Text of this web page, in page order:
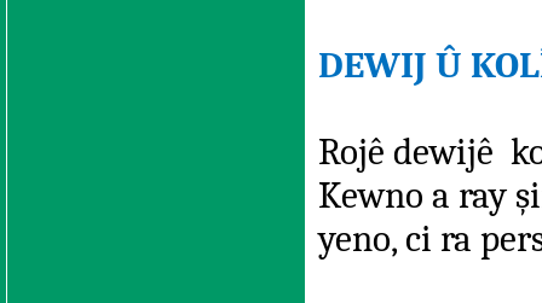
DEWIJ Û
Rojê dewijê
Kewno a ray
yeno, ci ra